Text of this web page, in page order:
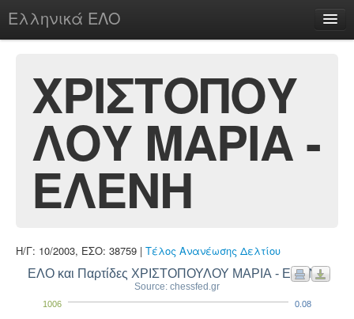
Ελληνικά ΕΛΟ
chesstu.be @ discord
Login
ΧΡΙΣΤΟΠΟΥ
ΛΟΥ ΜΑΡΙΑ -
ΕΛΕΝΗ
Η/Γ: 10/2003, ΕΣΟ: 38759 | Τέλος Ανανέωσης Δελτίου
ΕΛΟ και Παρτίδες ΧΡΙΣΤΟΠΟΥΛΟΥ ΜΑΡΙΑ - ΕΛΕΝΗ
Source: chessfed.gr
1006 0.08